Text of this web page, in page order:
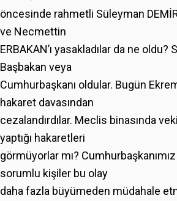
öncesinde rahmetli Süleyman
ve Necmettin
ERBAKAN’ı yasakladılar da ne oldu?
Başbakan veya
Cumhurbaşkanı oldular. Bugün
hakaret davasından
cezalandırdılar. Meclis binasında
yaptığı hakaretleri
görmüyorlar mı?
sorumlu kişiler bu olay
daha fazla büyümeden müdahale